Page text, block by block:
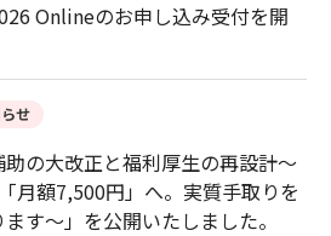
Onlineのお申し込み受付を開
せ
助の大改正と福利厚生の再設計～
月額7,500円」へ。実質手取りを
す～」を公開いたしました。